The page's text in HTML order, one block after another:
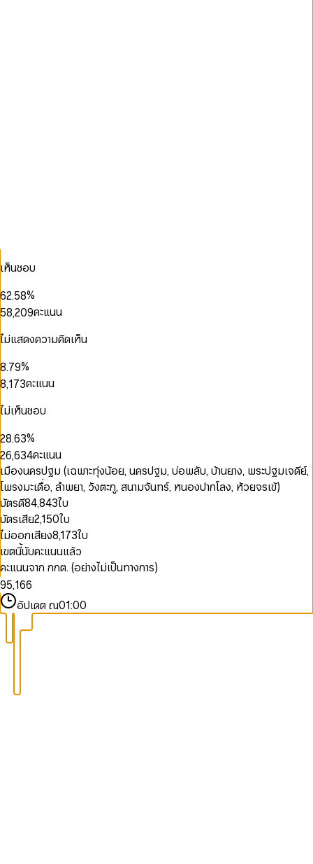
เห็นชอบ
2
4
6
7
8
9
0
2
3
4
5
6
7
8
9
.
3
5
6
7
8
9
6
8
9
%
0
2
4
5
7
9
4
5
7
8,
1
2
4
6
7
8
9
0
2
4
5
6
8
6
7
8
9คะแนน
ไม่แสดงความคิดเห็น
0
2
3
4
6
8
9
.
1
2
3
5
7
8
9
1
3
4
5
7
9%
1
2
3
4
5
7
8,
0
1
3
5
6
7
8
9
0
1
2
4
6
7
9
0
1
2
3
5
7
8
9
คะแนน
ไม่เห็นชอบ
0
2
3
4
5
6
7
8
9
0
2
3
4
6
8
9
.
0
1
2
4
6
7
8
9
1
3
4
5
6
7
8
9
%
1
2
3
4
5
6
7
8
9
0
1
2
3
5
6
7
8
9
,
0
1
2
3
5
6
7
8
9
0
2
3
4
5
6
7
8
9
1
2
3
4
5
6
7
8
9
คะแนน
เมืองนครปฐม (เฉพาะทุ่งน้อย, นครปฐม, บ่อพลับ, บ้านยาง, พระปฐมเจดีย์,
โพรงมะเดื่อ, ลำพยา, วังตะกู, สนามจันทร์, หนองปากโลง, ห้วยจรเข้)
บัตรดี84,843ใบ
บัตรเสีย2,150ใบ
ไม่ออกเสียง8,173ใบ
เขตนี้นับคะแนนแล้ว
คะแนนจาก กกต. (อย่างไม่เป็นทางการ)
0
1
2
3
4
5
6
7
8
9
0
1
2
3
4
5
6
7
,
0
1
2
3
5
0
1
2
3
4
5
6
7
8
0
1
2
3
4
5
6
7
8
อัปเดต ณ01:00